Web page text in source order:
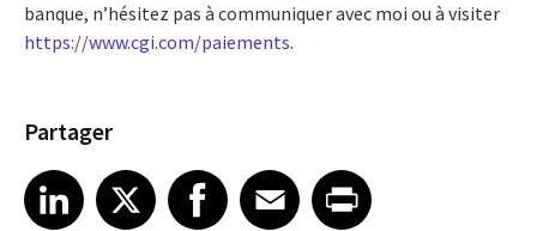
banque, n’hésitez pas à communiquer avec moi ou à visiter
https://www.cgi.com/paiements.
Partager
Share article on LinkedIn
LinkedIn
Share article on XShare article on Facebook
Facebook
Share article on Email
EmailShare article on Print